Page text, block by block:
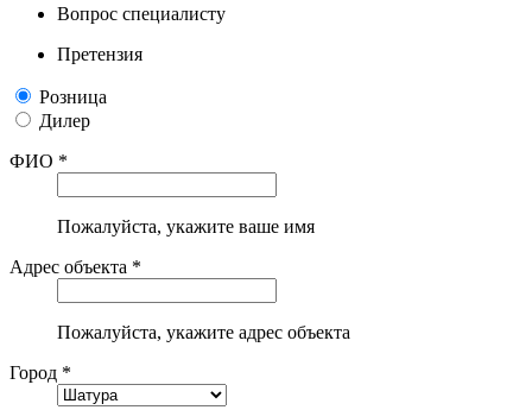
Вопрос специалисту
Претензия
Розница
Дилер
ФИО *
Пожалуйста, укажите ваше имя
Адрес объекта *
Пожалуйста, укажите адрес объекта
Город *